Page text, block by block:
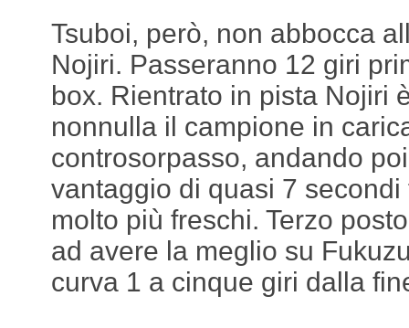
Tsuboi, però, non abbocca
Nojiri. Passeranno 12 giri
box. Rientrato in pista Nojiri
nonnulla il campione in
controsorpasso, andando
vantaggio di quasi 7
molto più freschi. Terzo
ad avere la meglio su
curva 1 a cinque giri dalla